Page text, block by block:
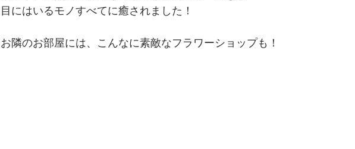
目にはいるモノすべてに癒されました！
お隣のお部屋には、こんなに素敵なフラワーショップも！